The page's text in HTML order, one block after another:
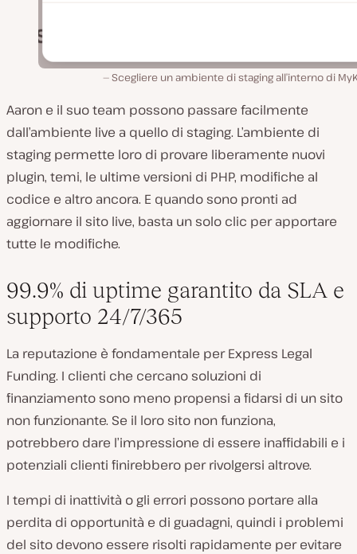
Scegliere un ambiente di staging all’interno di
Aaron e il suo team possono passare facilmente
dall’ambiente live a quello di staging. L’ambiente di
staging permette loro di provare liberamente nuovi
plugin, temi, le ultime versioni di PHP, modifiche al
codice e altro ancora. E quando sono pronti ad
aggiornare il sito live, basta un solo clic per apportare
tutte le modifiche.
99.9% di uptime garantito da SLA e
supporto 24/7/365
La reputazione è fondamentale per Express Legal
Funding. I clienti che cercano soluzioni di
finanziamento sono meno propensi a fidarsi di un sito
non funzionante. Se il loro sito non funziona,
potrebbero dare l’impressione di essere inaffidabili e i
potenziali clienti finirebbero per rivolgersi altrove.
I tempi di inattività o gli errori possono portare alla
perdita di opportunità e di guadagni, quindi i problemi
del sito devono essere risolti rapidamente per evitare